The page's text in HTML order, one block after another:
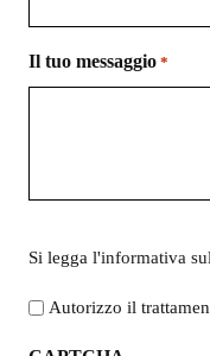
Il tuo messaggio *
legga
l'informativa
Si legga l'informativa
Autorizzo il